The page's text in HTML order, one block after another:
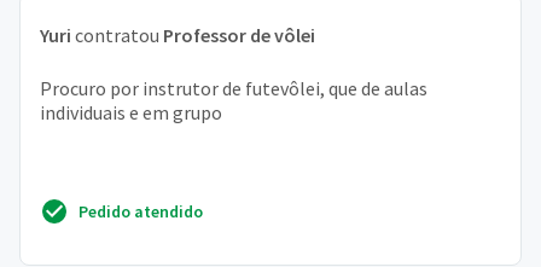
Yuri contratou Professor de vôlei
Procuro por instrutor de futevôlei, que de aulas
individuais e em grupo
Pedido atendido